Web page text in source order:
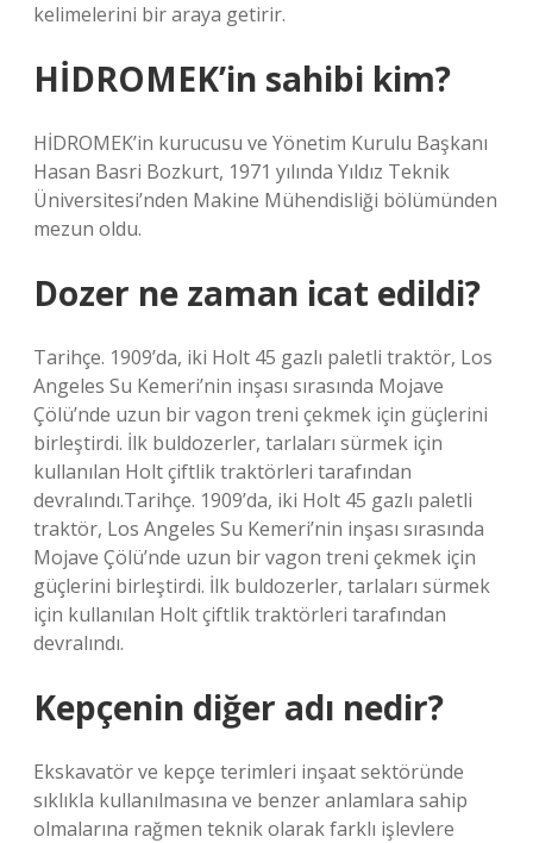
kelimelerini bir araya getirir.
HİDROMEK’in sahibi kim?
HİDROMEK’in kurucusu ve Yönetim Kurulu Başkanı
Hasan Basri Bozkurt, 1971 yılında Yıldız Teknik
Üniversitesi’nden Makine Mühendisliği bölümünden
mezun oldu.
Dozer ne zaman icat edildi?
Tarihçe. 1909’da, iki Holt 45 gazlı paletli traktör, Los
Angeles Su Kemeri’nin inşası sırasında Mojave
Çölü’nde uzun bir vagon treni çekmek için güçlerini
birleştirdi. İlk buldozerler, tarlaları sürmek için
kullanılan Holt çiftlik traktörleri tarafından
devralındı.Tarihçe. 1909’da, iki Holt 45 gazlı paletli
traktör, Los Angeles Su Kemeri’nin inşası sırasında
Mojave Çölü’nde uzun bir vagon treni çekmek için
güçlerini birleştirdi. İlk buldozerler, tarlaları sürmek
için kullanılan Holt çiftlik traktörleri tarafından
devralındı.
Kepçenin diğer adı nedir?
Ekskavatör ve kepçe terimleri inşaat sektöründe
sıklıkla kullanılmasına ve benzer anlamlara sahip
olmalarına rağmen teknik olarak farklı işlevlere